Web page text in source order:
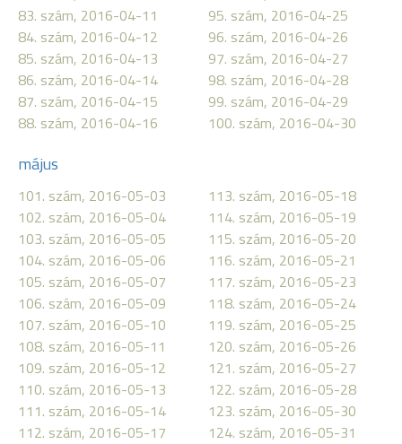
83. szám, 2016-04-11
84. szám, 2016-04-12
85. szám, 2016-04-13
86. szám, 2016-04-14
87. szám, 2016-04-15
88. szám, 2016-04-16
95. szám, 2016-04-25
96. szám, 2016-04-26
97. szám, 2016-04-27
98. szám, 2016-04-28
99. szám, 2016-04-29
100. szám, 2016-04-30
május
101. szám, 2016-05-03
102. szám, 2016-05-04
103. szám, 2016-05-05
104. szám, 2016-05-06
105. szám, 2016-05-07
106. szám, 2016-05-09
107. szám, 2016-05-10
108. szám, 2016-05-11
109. szám, 2016-05-12
110. szám, 2016-05-13
111. szám, 2016-05-14
112. szám, 2016-05-17
113. szám, 2016-05-18
114. szám, 2016-05-19
115. szám, 2016-05-20
116. szám, 2016-05-21
117. szám, 2016-05-23
118. szám, 2016-05-24
119. szám, 2016-05-25
120. szám, 2016-05-26
121. szám, 2016-05-27
122. szám, 2016-05-28
123. szám, 2016-05-30
124. szám, 2016-05-31